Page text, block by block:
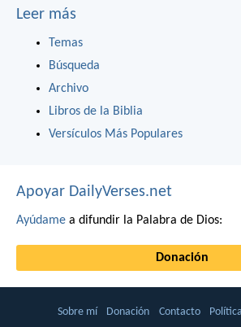
Leer más
Temas
Búsqueda
Archivo
Libros de la Biblia
Versículos Más Populares
Apoyar DailyVerses.net
Ayúdame a difundir la Palabra de Dios:
Donación
Sobre mí Donación Contacto